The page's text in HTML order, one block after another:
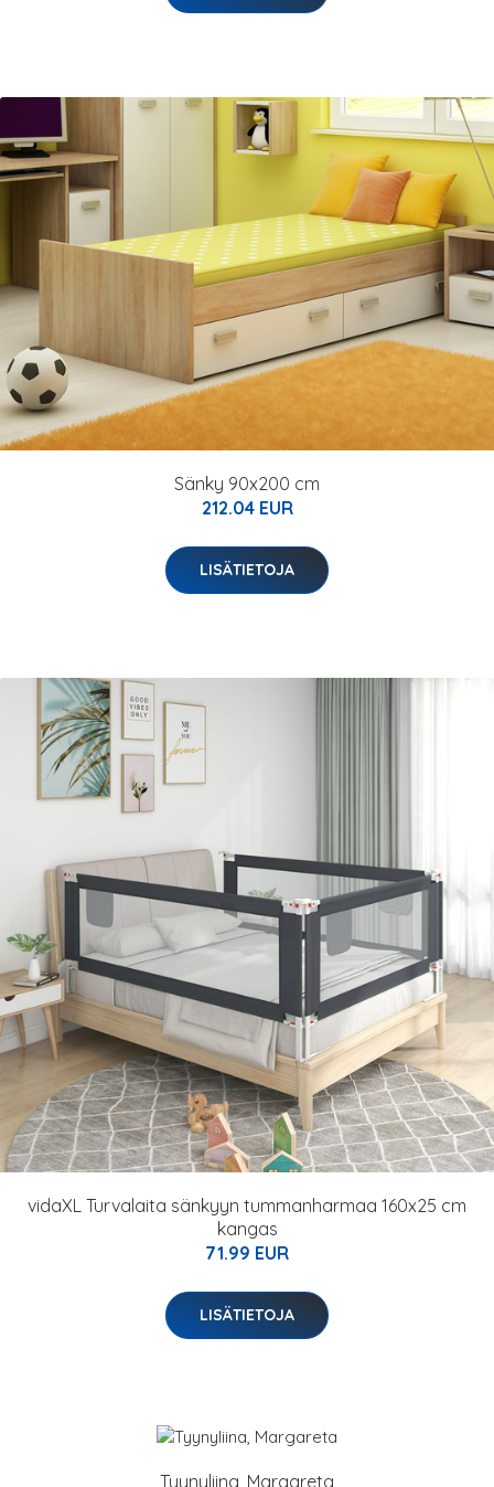
Sänky 90x200 cm
212.04 EUR
LISÄTIETOJA
vidaXL Turvalaita sänkyyn tummanharmaa 160x25 cm
kangas
71.99 EUR
LISÄTIETOJA
Tyynyliina, Margareta